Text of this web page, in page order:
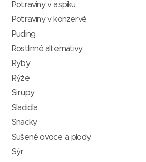
Potraviny v aspiku
Potraviny v konzervě
Puding
Rostlinné alternativy
Ryby
Rýže
Sirupy
Sladidla
Snacky
Sušené ovoce a plody
Sýr